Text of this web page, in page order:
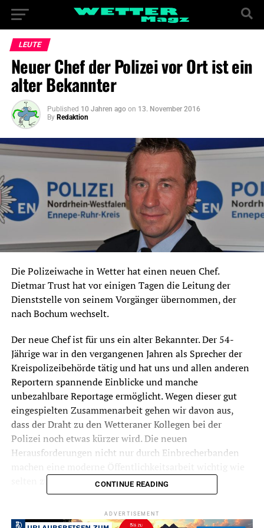
LEUTE
Neuer Chef der Polizei vor Ort ist ein
alter Bekannter
Published 10 Jahren ago on 13. November 2016
By Redaktion
Die Polizeiwache in Wetter hat einen neuen Chef.
Dietmar Trust hat vor einigen Tagen die Leitung der
Dienststelle von seinem Vorgänger übernommen, der
nach Bochum wechselt.
Der neue Chef ist für uns ein alter Bekannter. Der 54-
Jährige war in den vergangenen Jahren als Sprecher der
Kreispolizeibehörde tätig und hat uns und allen anderen
Reportern spannende Einblicke und manche
unbezahlbare Reportage ermöglicht. Wegen dieser gut
eingespielten Zusammenarbeit gehen wir davon aus,
dass der Draht zu den Wetteraner Kollegen bei der
Polizei noch etwas kürzer wird. Die neuen
Herausforderungen nicht nur durch Einbrecherbanden
die schon gut funktionierende Zusammenarbeit mit
CONTINUE READING
ADVERTISEMENT